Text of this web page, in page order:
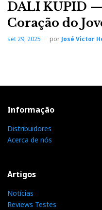
DALI KUPID
Coração do
set 29, 2025 porJosé Victor
Informação
Distribuidores
Acerca de nós
Artigos
Notícias
Reviews Testes